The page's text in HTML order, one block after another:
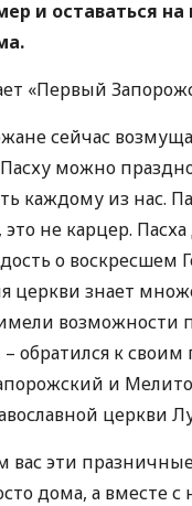
и остaвaться нa
«Первый
сейчас
можно
каждому из нас.
не карцер.
о воскресшем
церкви знает
возможности
– обратился к
и
церкви
эти
дома, а вместе